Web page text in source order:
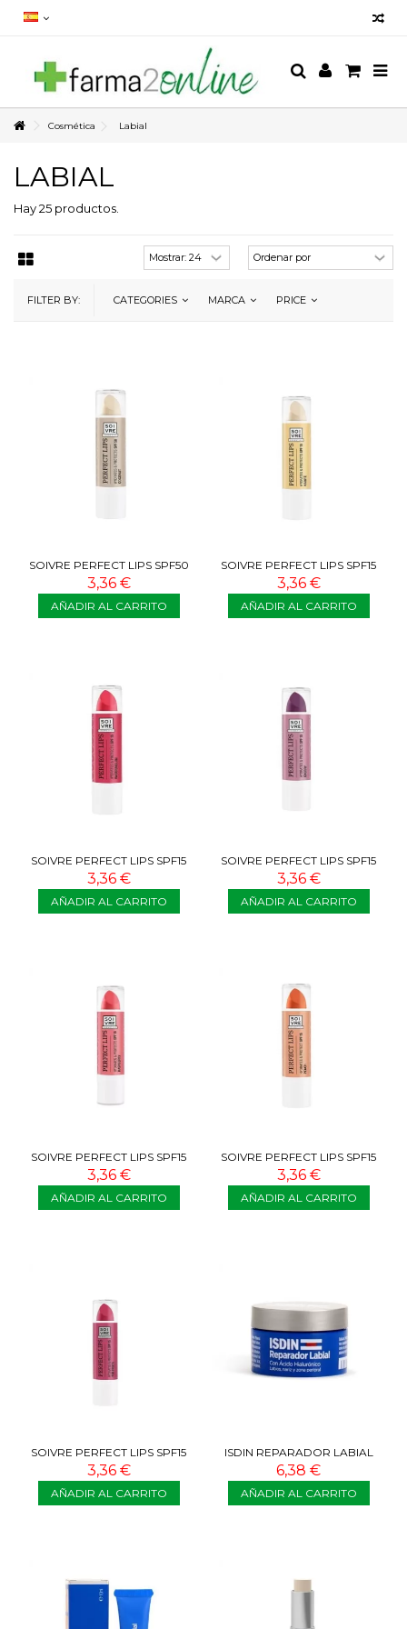
Cosmética Labial
LABIAL
Hay 25 productos.
FILTER BY: CATEGORIES MARCA PRICE
SOIVRE PERFECT LIPS SPF50
COCO 3,5G
3,36 €
AÑADIR AL CARRITO
SOIVRE PERFECT LIPS SPF15
KARITE 3,5G
3,36 €
AÑADIR AL CARRITO
SOIVRE PERFECT LIPS SPF15
SANDIA 3,5G
3,36 €
AÑADIR AL CARRITO
SOIVRE PERFECT LIPS SPF15
CEREZA 3,5G
3,36 €
AÑADIR AL CARRITO
SOIVRE PERFECT LIPS SPF15
FRAMBUESA 3,5G
3,36 €
AÑADIR AL CARRITO
SOIVRE PERFECT LIPS SPF15
PEACH 3,5G
3,36 €
AÑADIR AL CARRITO
SOIVRE PERFECT LIPS SPF15
RED FRUITS 3,5G
3,36 €
AÑADIR AL CARRITO
ISDIN REPARADOR LABIAL
BÁLSMAMO TARRO 10 ML
6,38 €
AÑADIR AL CARRITO